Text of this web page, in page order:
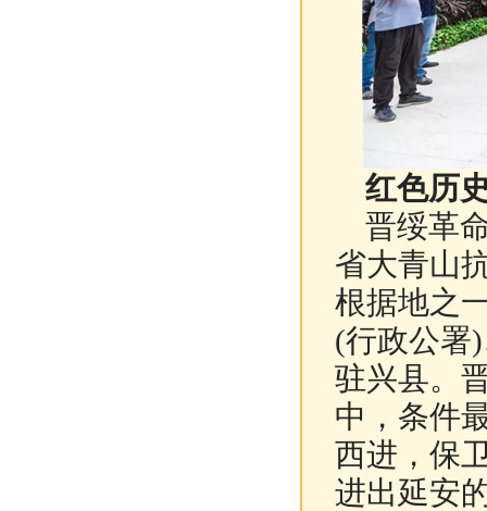
红色历
晋绥革
省大青山
根据地之
(行政公署
驻兴县。
中，条件
西进，保
进出延安